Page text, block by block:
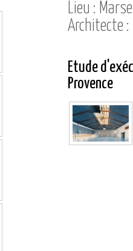
Lieu :
Architecte :
Etude
Provence